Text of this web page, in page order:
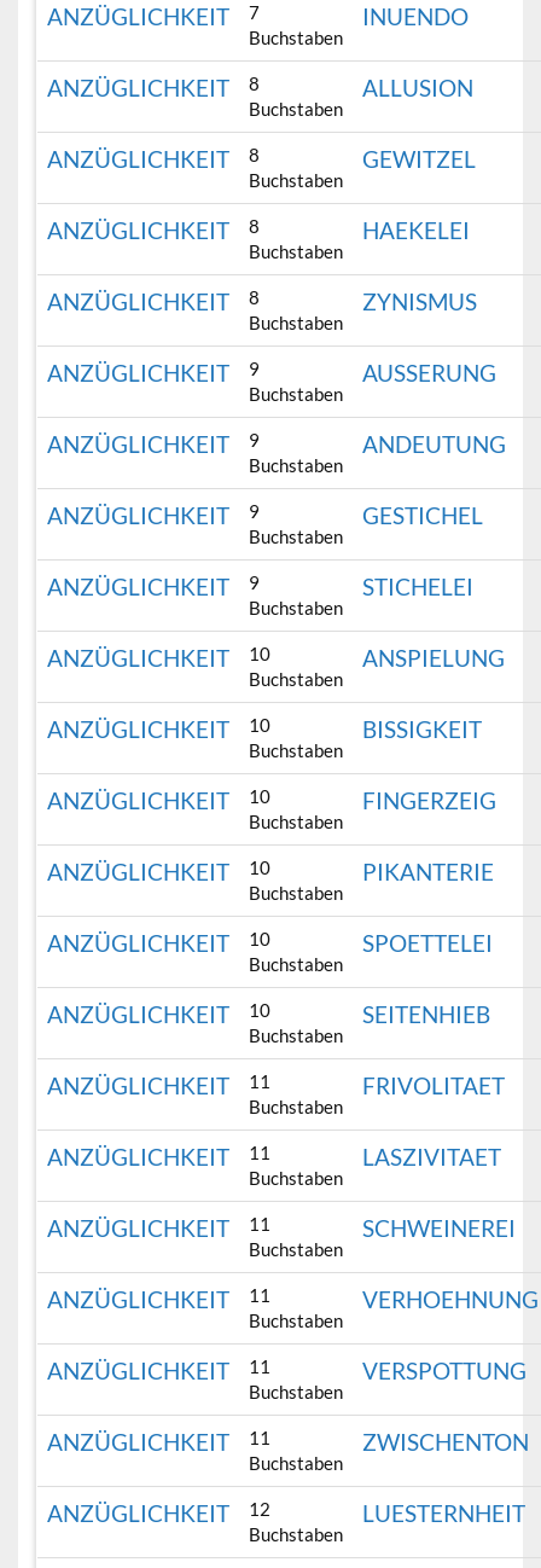
ANZÜGLICHKEIT
7
Buchstaben
INUENDO
ANZÜGLICHKEIT
8
Buchstaben
ALLUSION
ANZÜGLICHKEIT
8
Buchstaben
GEWITZEL
ANZÜGLICHKEIT
8
Buchstaben
HAEKELEI
ANZÜGLICHKEIT
8
Buchstaben
ZYNISMUS
ANZÜGLICHKEIT
9
Buchstaben
AUSSERUNG
ANZÜGLICHKEIT
9
Buchstaben
ANDEUTUNG
ANZÜGLICHKEIT
9
Buchstaben
GESTICHEL
ANZÜGLICHKEIT
9
Buchstaben
STICHELEI
ANZÜGLICHKEIT
10
Buchstaben
ANSPIELUNG
ANZÜGLICHKEIT
10
Buchstaben
BISSIGKEIT
ANZÜGLICHKEIT
10
Buchstaben
FINGERZEIG
ANZÜGLICHKEIT
10
Buchstaben
PIKANTERIE
ANZÜGLICHKEIT
10
Buchstaben
SPOETTELEI
ANZÜGLICHKEIT
10
Buchstaben
SEITENHIEB
ANZÜGLICHKEIT
11
Buchstaben
FRIVOLITAET
ANZÜGLICHKEIT
11
Buchstaben
LASZIVITAET
ANZÜGLICHKEIT
11
Buchstaben
SCHWEINEREI
ANZÜGLICHKEIT
11
Buchstaben
VERHOEHNUNG
ANZÜGLICHKEIT
11
Buchstaben
VERSPOTTUNG
ANZÜGLICHKEIT
11
Buchstaben
ZWISCHENTON
ANZÜGLICHKEIT
12
Buchstaben
LUESTERNHEIT